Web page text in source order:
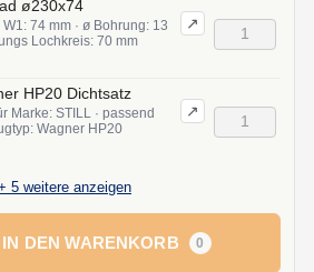
ø230x74
74 mm · ø Bohrung: 13
Lochkreis: 70 mm
↗
Still Wagner HP20 Dichtsatz
Marke: STILL · passend
Wagner HP20
↗
5 weitere anzeigen
DEN WARENKORB 0